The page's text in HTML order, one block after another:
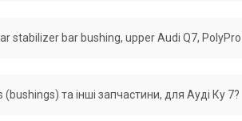
навантажень деталь.
stabilizer bar bushing, upper Audi Q7,
та інші запчастини, для Ауді Ку 7?